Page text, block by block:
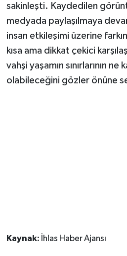
sakinleşti. Kaydedilen
medyada paylaşılmaya
insan etkileşimi üzerine
kısa ama dikkat çekici
vahşi yaşamın sınırlarının ne
olabileceğini gözler önüne
Kaynak: İhlas Haber Ajansı